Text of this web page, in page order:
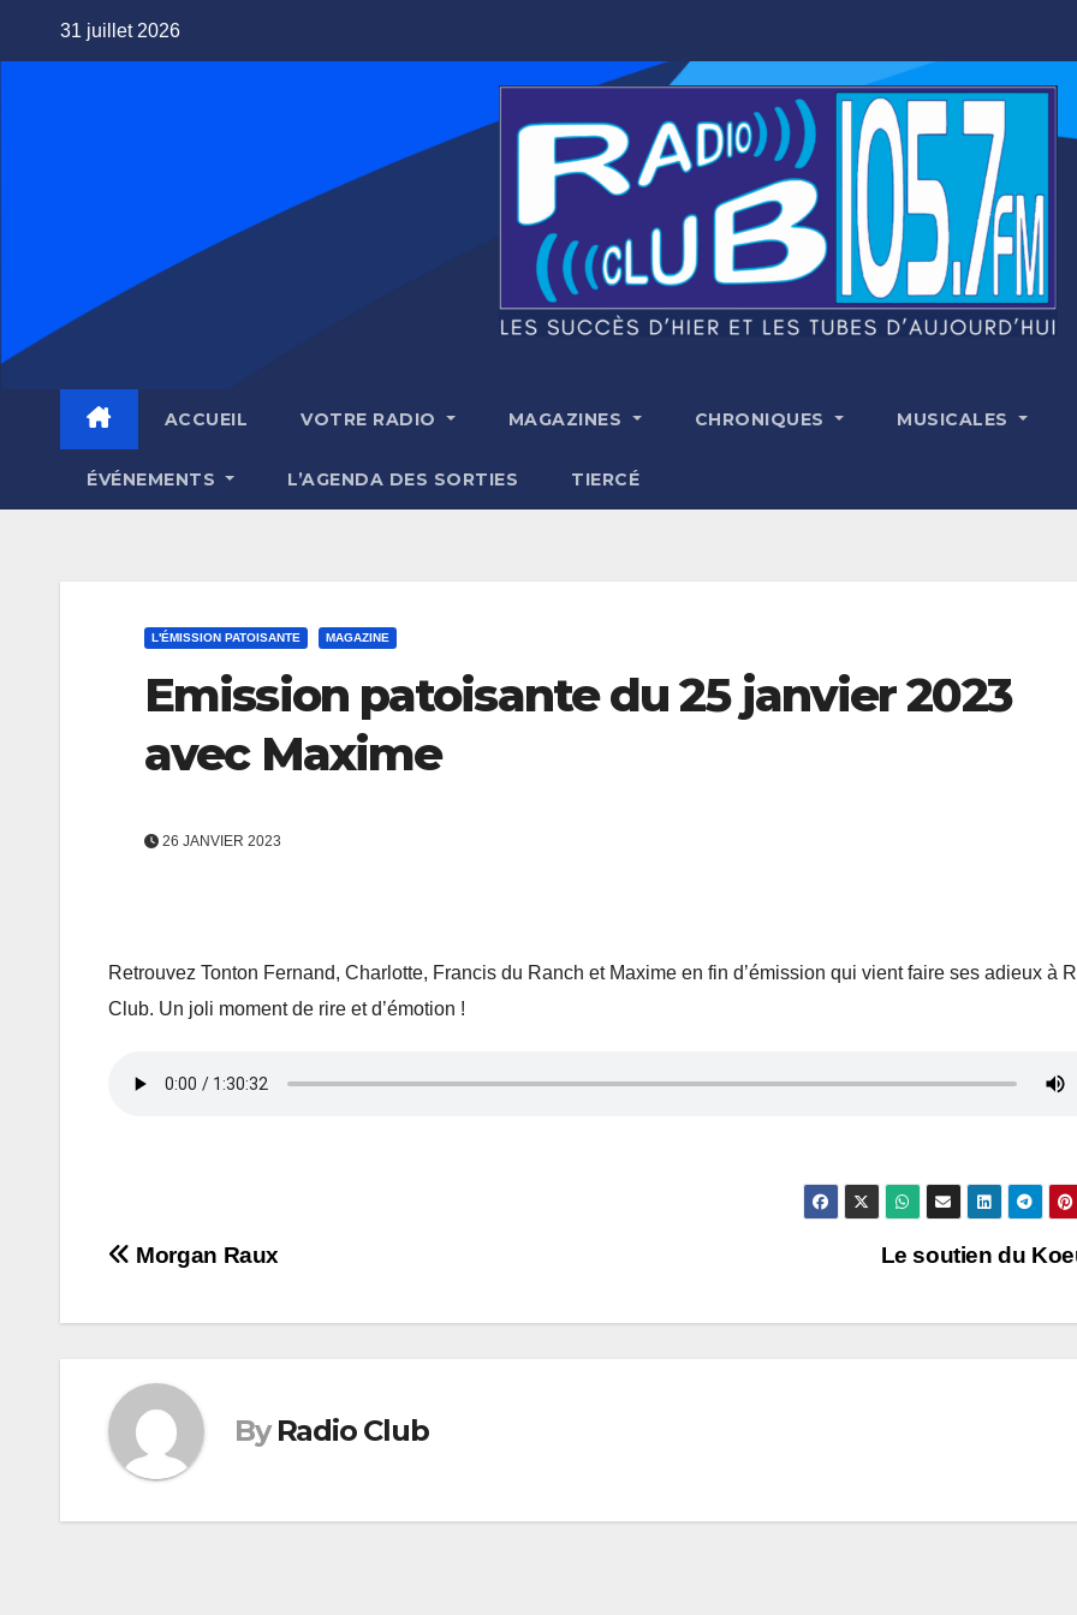
31 juillet 2026
ACCUEIL VOTRE RADIO MAGAZINES CHRONIQUES MUSICALES
ÉVÉNEMENTS L’AGENDA DES SORTIES TIERCÉ
L'ÉMISSION PATOISANTE MAGAZINE
Emission patoisante du 25 janvier 2023
avec Maxime
26 JANVIER 2023
Retrouvez Tonton Fernand, Charlotte, Francis du Ranch et Maxime en fin d’émission qui vient faire ses adieux à
Club. Un joli moment de rire et d’émotion !
Navigation
de
Le soutien du
Morgan Raux
By Radio Club